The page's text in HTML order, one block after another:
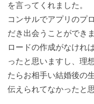
を言ってくれました。
コンサルでアプリのプ
だき出会うことができ
ロードの作成がなけれ
ったと思いますし、理
たらお相手い結婚後の
伝えられてなかったと